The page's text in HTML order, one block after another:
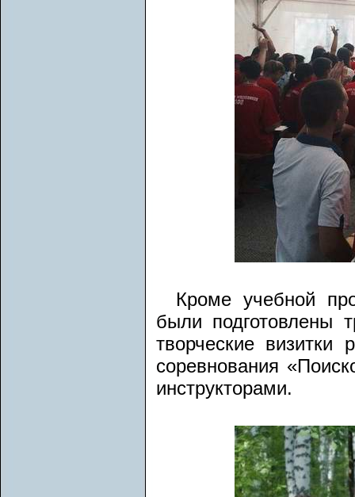
Кроме учебной
были подготовлены
творческие визитки
соревнования
инструкторами.